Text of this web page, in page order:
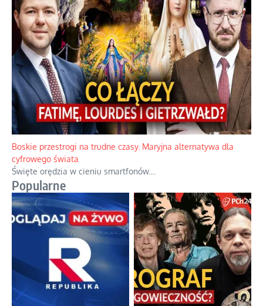
Papieskie innowacje w tradycyjnym różańcu
Gorący dylemat medytacji nad tajemnicami....